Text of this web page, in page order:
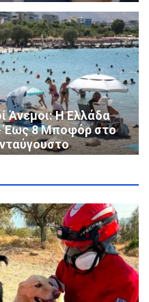
Άνεμοι: Η Ελλάδα
Έως 8 Μποφόρ στο